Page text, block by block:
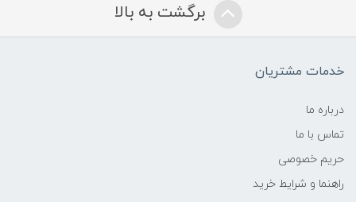
برگشت به بالا
خدمات مشتریان
درباره ما
تماس با ما
حریم خصوصی
راهنما و شرایط خرید